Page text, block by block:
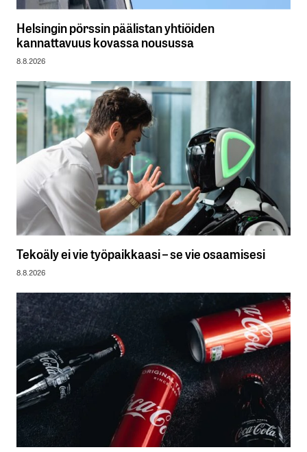
Helsingin pörssin päälistan yhtiöiden
kannattavuus kovassa nousussa
8.8.2026
Tekoäly ei vie työpaikkaasi – se vie osaamisesi
8.8.2026